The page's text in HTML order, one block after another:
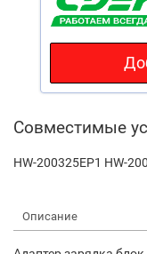
Совместимые
HW-200325EP1 НW-
Описание